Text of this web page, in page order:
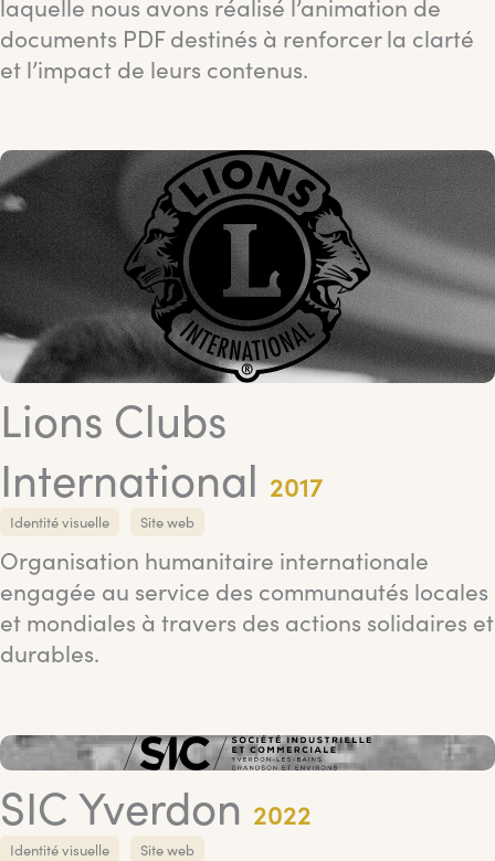
documents PDF destinés à renforcer la clarté
et l’impact de leurs contenus.
Lions Clubs
International 2017
Identité visuelle Site web
Organisation humanitaire internationale
engagée au service des communautés locales
et mondiales à travers des actions solidaires et
durables.
SIC Yverdon 2022
Identité visuelle Site web